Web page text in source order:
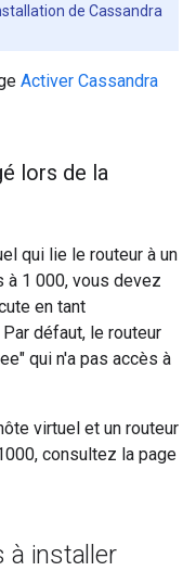
de Cassandra
Activer Cassandra
lors de la
qui lie le routeur à un
à 1 000, vous devez
en tant
défaut, le routeur
qui n'a pas accès à
virtuel et un routeur
consultez la page
à installer